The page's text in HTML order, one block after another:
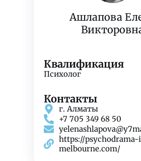
Ашлапова
Квалификация
Психолог
Контакты
г. Алматы
+7 705 349 68 50
https://
melbourne.com/